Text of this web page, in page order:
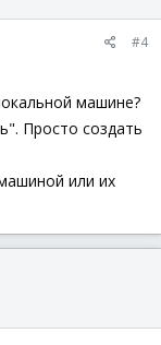
#4
машине?
Просто создать
или их